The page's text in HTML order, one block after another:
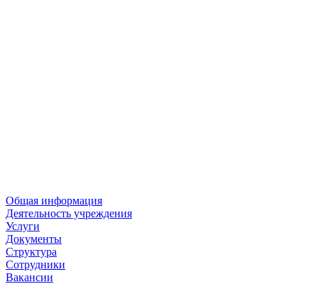
Общая информация
Деятельность учреждения
Услуги
Документы
Структура
Сотрудники
Вакансии